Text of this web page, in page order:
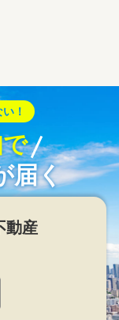
！
届く
動産